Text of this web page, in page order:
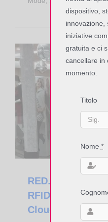
RED.SGU102-
RFID UHF
Cloud Wi-Fi
dispositivo,
innovazione,
iniziative
gratuita e ci
cancellare in
momento.
Titolo
Nome *